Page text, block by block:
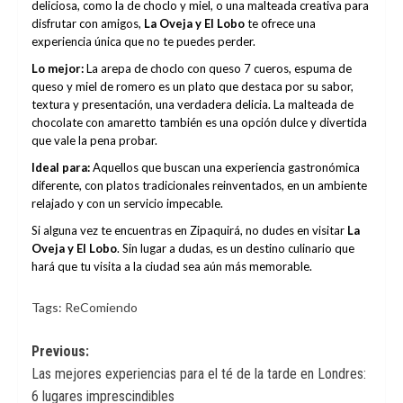
deliciosa, como la de choclo y miel, o una malteada creativa para
disfrutar con amigos, La Oveja y El Lobote ofrece una
experiencia única que no te puedes perder.
Lo mejor:La arepa de choclo con queso 7 cueros, espuma de
queso y miel de romero es un plato que destaca por su sabor,
textura y presentación, una verdadera delicia. La malteada de
chocolate con amaretto también es una opción dulce y divertida
que vale la pena probar.
Ideal para:Aquellos que buscan una experiencia gastronómica
diferente, con platos tradicionales reinventados, en un ambiente
relajado y con un servicio impecable.
Si alguna vez te encuentras en Zipaquirá, no dudes en visitar La
Oveja y El Lobo. Sin lugar a dudas, es un destino culinario que
hará que tu visita a la ciudad sea aún más memorable.
Tags: ReComiendo
Post
navigation
Previous:
Las mejores experiencias para el té de la tarde en Londres:
6 lugares imprescindibles